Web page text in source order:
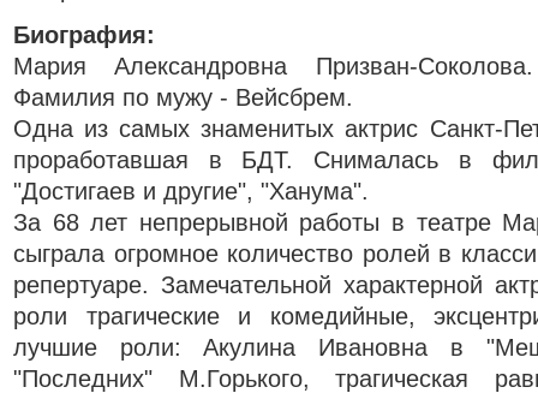
Биография:
Мария Александровна Призван-Соколова.
Фамилия по мужу - Вейсбрем.
Одна из самых знаменитых актрис Санкт-
проработавшая в БДТ. Снималась в
"Достигаев и другие", "Ханума".
За 68 лет непрерывной работы в театре
сыграла огромное количество ролей в
репертуаре. Замечательной характерной
роли трагические и комедийные,
лучшие роли: Акулина Ивановна в
"Последних" М.Горького, трагическая